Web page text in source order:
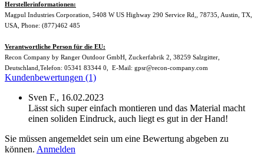
Herstellerinformationen:
Magpul Industries Corporation, 5408 W US Highway 290 Service Rd,, 78735, Austin, TX,
USA, Phone: (877)462 485
Verantwortliche Person für die EU:
Recon Company by Ranger Outdoor GmbH, Zuckerfabrik 2, 38259 Salzgitter,
Deutschland,Telefon: 05341 83344 0, E-Mail: gpsr@recon-company.com
Kundenbewertungen (1)
Sven F., 16.02.2023
Lässt sich super einfach montieren und das Material macht
einen soliden Eindruck, auch liegt es gut in der Hand!
Sie müssen angemeldet sein um eine Bewertung abgeben zu
können. Anmelden